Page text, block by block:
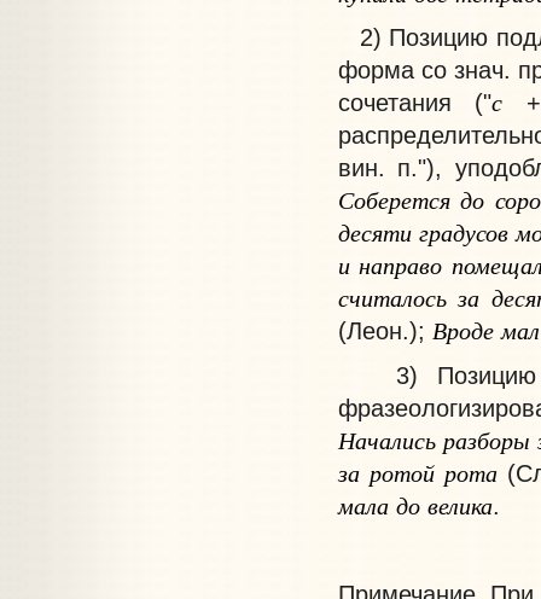
2) Позицию
форма со знач.
сочетания ("с
вин. п."),
Соберется до
десяти градусов
и направо
считалось за
(Леон.); Вроде
3) Позицию
Начались разборы
за ротой рота
мала до велика.